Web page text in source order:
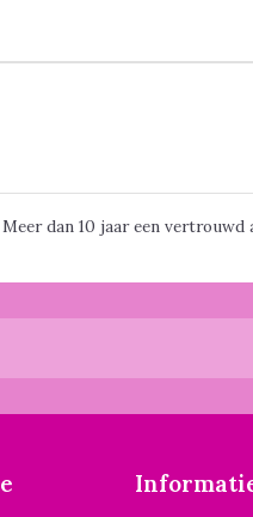
Meer dan 10 jaar een vertrouwd